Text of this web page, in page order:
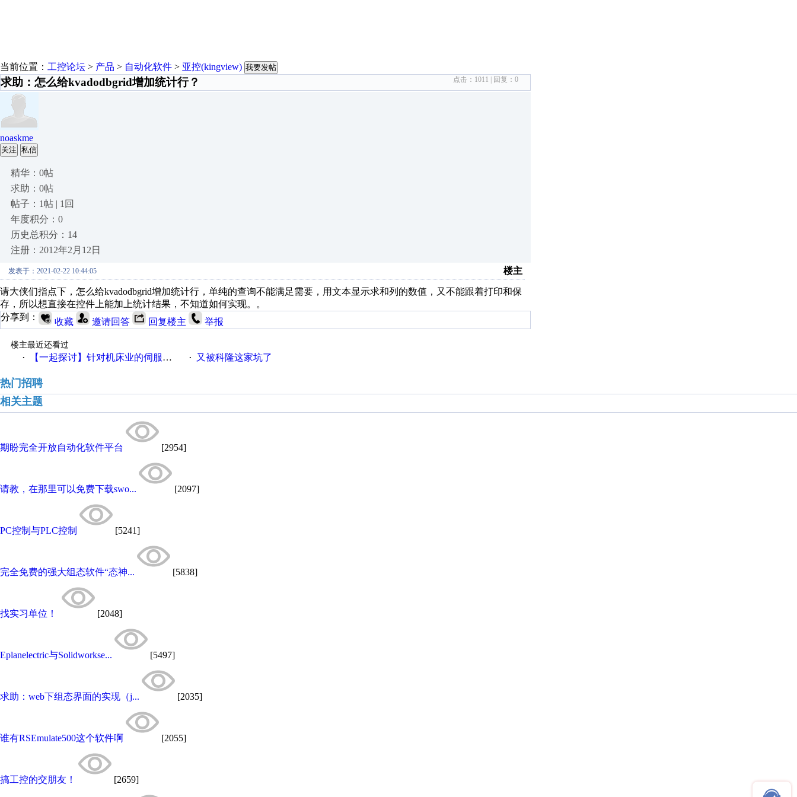
当前位置： 工控论坛 > 产品 > 自动化软件 > 亚控(kingview) 我要发帖
求助：怎么给kvadodbgrid增加统计行？ 点击： 1011 | 回复： 0
noaskme
关注 私信
精华：0帖
求助：0帖
帖子：1帖 | 1回
年度积分：0
历史总积分：14
注册：2012年2月12日
发表于：2021-02-22 10:44:05 楼主
请大侠们指点下，怎么给kvadodbgrid增加统计行，单纯的查询不能满足需要，用文本显示求和列的数值，又不能跟着打印和保
存，所以想直接在控件上能加上统计结果，不知道如何实现。。
分享到：
收藏 邀请回答 回复楼主 举报
楼主最近还看过
·
【一起探讨】针对机床业的伺服系统发展，您的期望是什么？ · 又被科隆这家坑了
热门招聘
相关主题
期盼完全开放自动化软件平台 [2954]
请教，在那里可以免费下载swo... [2097]
PC控制与PLC控制 [5241]
完全免费的强大组态软件“态神... [5838]
找实习单位！ [2048]
Eplanelectric与Solidworkse... [5497]
求助：web下组态界面的实现（j... [2035]
谁有RSEmulate500这个软件啊 [2055]
搞工控的交朋友！ [2659]